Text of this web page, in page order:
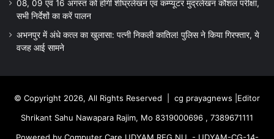
08, 09 एवं 16 अगस्त को होगी शीघ्रलेखन एवं कम्प्यूटर मुद्रलेखन कौशल परीक्षा,
सभी निर्देशों का करें पालन
अभनपुर में अंधे कत्ल का खुलासा: पत्नी निकली कातिल! पुलिस ने किया गिरफ्तार, ये
वजह आई सामने
© Copyright 2026, All Rights Reserved | cg prayagnews |Editor
Shrikant Sahu Nawapara Rajim, Mo 8319000696 , 7389671111